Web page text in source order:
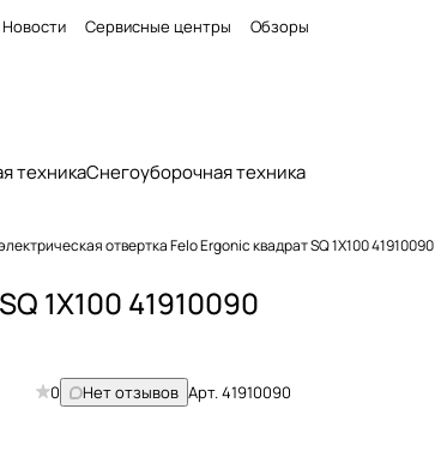
Новости Сервисные центры Обзоры
техникаСнегоуборочная техника
отвертка Felo Ergonic квадрат SQ 1X100 41910090
1X100 41910090
0 Нет отзывов Арт.41910090